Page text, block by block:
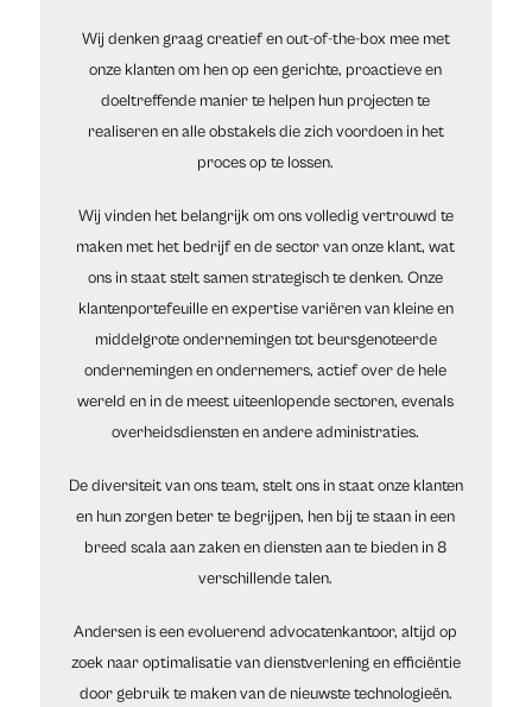
Wij denken graag creatief en out-of-the-box mee met
onze klanten om hen op een gerichte, proactieve en
doeltreffende manier te helpen hun projecten te
realiseren en alle obstakels die zich voordoen in het
proces op te lossen.
Wij vinden het belangrijk om ons volledig vertrouwd te
maken met het bedrijf en de sector van onze klant, wat
ons in staat stelt samen strategisch te denken. Onze
klantenportefeuille en expertise variëren van kleine en
middelgrote ondernemingen tot beursgenoteerde
ondernemingen en ondernemers, actief over de hele
wereld en in de meest uiteenlopende sectoren, evenals
overheidsdiensten en andere administraties.
De diversiteit van ons team, stelt ons in staat onze klanten
en hun zorgen beter te begrijpen, hen bij te staan in een
breed scala aan zaken en diensten aan te bieden in 8
verschillende talen.
Andersen is een evoluerend advocatenkantoor, altijd op
zoek naar optimalisatie van dienstverlening en efficiëntie
door gebruik te maken van de nieuwste technologieën.